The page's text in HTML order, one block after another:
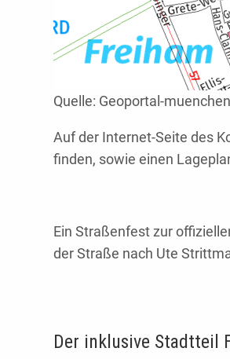
Quelle: Geoportal-
Auf der Internet-Seite des
finden, sowie einen
Ein Straßenfest zur
der Straße nach Ute
Der inklusive Stadtteil